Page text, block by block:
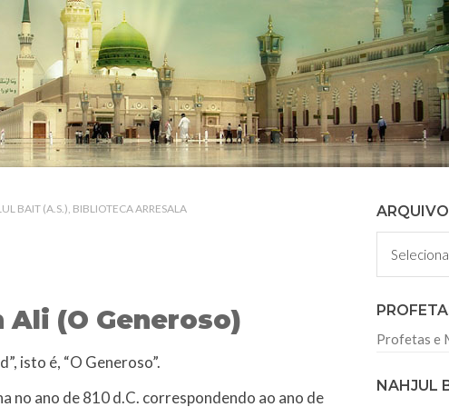
em que
Ali Ibn Al-
(Formosura
3 DE JULHO DE 2014
Centro Islâmico no Brasil recebe o
Relações Exteriores da República
Na noite da quinta-feira, 03 de Abril, o Centro
sede, em São Paulo, o ex-ministro das Relações
do Irã, Sr. Kamal Kharrazi, que encontra-se
BAIT (A.S.) BIBLIOTECA ARRESALA
Ali (O Generoso)
isto é, “O Generoso”.
no ano de 810 d.C. correspondendo ao ano de
Arquivos
Profetas e
NAHJUL